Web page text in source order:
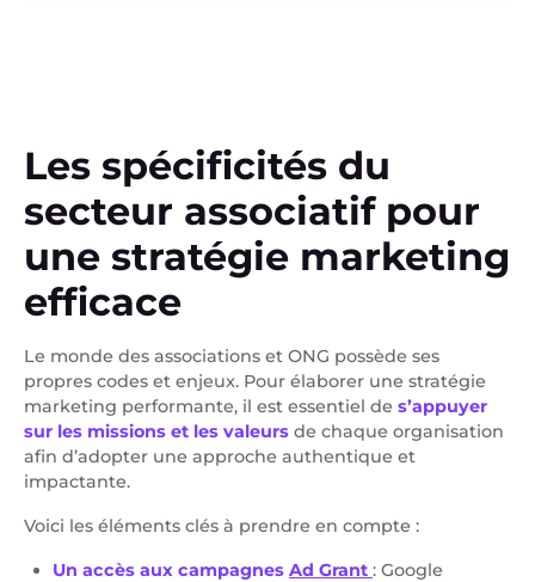
Les spécificités du
secteur associatif pour
une stratégie marketing
efficace
Le monde des associations et ONG possède ses
propres codes et enjeux. Pour élaborer une stratégie
marketing performante, il est essentiel de s’appuyer
sur les missions et les valeurs de chaque organisation
afin d’adopter une approche authentique et
impactante.
Voici les éléments clés à prendre en compte :
Un accès aux campagnes Ad Grant : Google